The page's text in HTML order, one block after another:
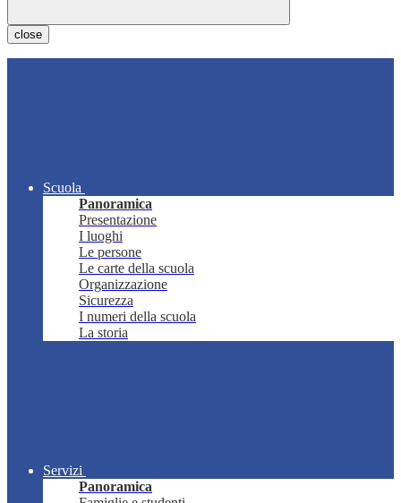
close
Scuola
Panoramica
Presentazione
I luoghi
Le persone
Le carte della scuola
Organizzazione
Sicurezza
I numeri della scuola
La storia
Servizi
Panoramica